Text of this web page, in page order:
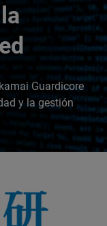
Guardicore
y la gestión